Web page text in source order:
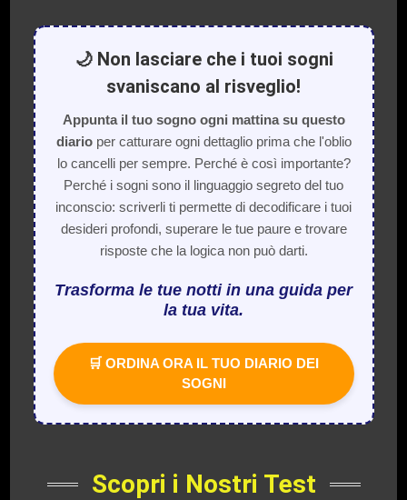
🌙 Non lasciare che i tuoi sogni
svaniscano al risveglio!
Appunta il tuo sogno ogni mattina su questo
diarioper catturare ogni dettaglio prima che l'oblio
lo cancelli per sempre. Perché è così importante?
Perché i sogni sono il linguaggio segreto del tuo
inconscio: scriverli ti permette di decodificare i tuoi
desideri profondi, superare le tue paure e trovare
risposte che la logica non può darti.
Trasforma le tue notti in una guida per
la tua vita.
🛒 ORDINA ORA IL TUO DIARIO DEI
SOGNI
Scopri i Nostri Test